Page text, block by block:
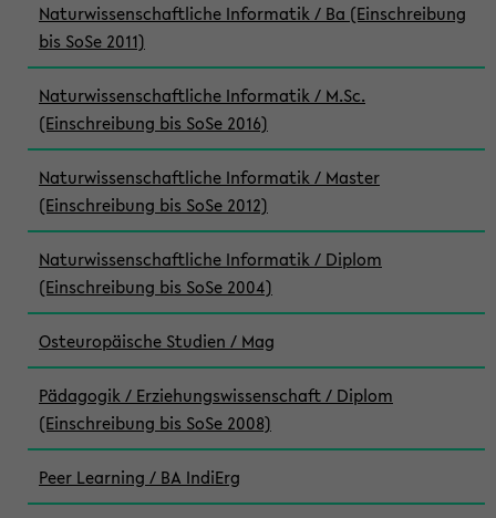
Naturwissenschaftliche Informatik / Ba (Einschreibung
bis SoSe 2011)
Naturwissenschaftliche Informatik / M.Sc.
(Einschreibung bis SoSe 2016)
Naturwissenschaftliche Informatik / Master
(Einschreibung bis SoSe 2012)
Naturwissenschaftliche Informatik / Diplom
(Einschreibung bis SoSe 2004)
Osteuropäische Studien / Mag
Pädagogik / Erziehungswissenschaft / Diplom
(Einschreibung bis SoSe 2008)
Peer Learning / BA IndiErg